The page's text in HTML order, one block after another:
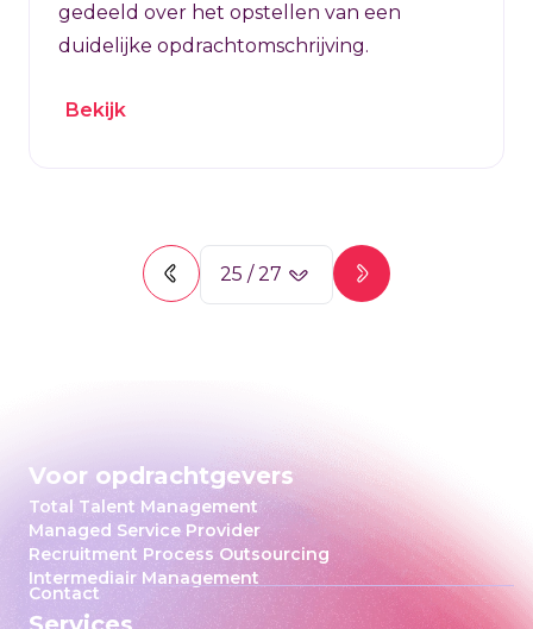
gedeeld over het opstellen van een
duidelijke opdrachtomschrijving.
Bekijk
25 /27
Voor opdrachtgevers
Total Talent Management
Managed Service Provider
Recruitment Process Outsourcing
Intermediair Management
Contact